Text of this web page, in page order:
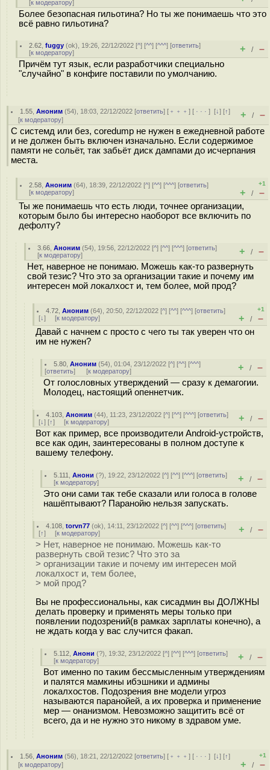
[к модератору]
Более безопасная гильотина? Но ты же понимаешь что это
всё равно гильотина?
2.62 ,fuggy (ok), 19:26, 22/12/2022 [^] [^^] [^^^] [ответить]
[к модератору] + / –
Причём тут язык, если разработчики специально
"случайно" в конфиге поставили по умолчанию.
1.55 ,Аноним (54), 18:03, 22/12/2022 [ответить] [ ﹢﹢﹢] [ · · ·][↓] [↑]
[к модератору] + / –
С системд или без, coredump не нужен в ежедневной работе
и не должен быть включен изначально. Если содержимое
памяти не сольёт, так забьёт диск дампами до исчерпания
места.
2.58 ,Аноним (64), 18:39, 22/12/2022 [^] [^^] [^^^] [ответить]
[к модератору]
+1
+ / –
Ты же понимаешь что есть люди, точнее организации,
которым было бы интересно наоборот все включить по
дефолту?
3.66 ,Аноним (54), 19:56, 22/12/2022 [^] [^^] [^^^] [ответить]
[к модератору] + / –
Нет, наверное не понимаю. Можешь как-то развернуть
свой тезис? Что это за организации такие и почему им
интересен мой локалхост и, тем более, мой прод?
4.72 ,Аноним (64), 20:50, 22/12/2022 [^] [^^] [^^^] [ответить]
[↓] [к модератору]
+1
+ / –
Давай с начнем с просто с чего ты так уверен что он
им не нужен?
5.80 ,Аноним (54), 01:04, 23/12/2022 [^] [^^] [^^^]
[ответить] [к модератору] + / –
От голословных утверждений — сразу к демагогии.
Молодец, настоящий опеннетчик.
4.103 ,Аноним (44), 11:23, 23/12/2022 [^] [^^] [^^^] [ответить]
[↓] [↑] [к модератору] + / –
Вот как пример, все производители Android-устройств,
все как один, заинтересованы в полном доступе к
вашему телефону.
5.111 ,Анони (?), 19:22, 23/12/2022 [^] [^^] [^^^] [ответить]
[к модератору] + / –
Это они сами так тебе сказали или голоса в голове
нашёптывают? Паранойю нельзя запускать.
4.108 ,torvn77 (ok), 14:11, 23/12/2022 [^] [^^] [^^^] [ответить]
[↑] [к модератору] + / –
> Нет, наверное не понимаю. Можешь как-то
развернуть свой тезис? Что это за
> организации такие и почему им интересен мой
локалхост и, тем более,
> мой прод?
Вы не профессиональны, как сисадмин вы ДОЛЖНЫ
делать проверку и применять меры только при
появлении подозрений(в рамках зарплаты конечно), а
не ждать когда у вас случится факап.
5.112 ,Анони (?), 19:32, 23/12/2022 [^] [^^] [^^^] [ответить]
[к модератору] + / –
Вот именно по таким бессмысленным утверждениям
и палятся мамкины ибэшники и админы
локалхостов. Подозрения вне модели угроз
называются паранойей, а их проверка и применение
мер — онанизмом. Невозможно защитить всё от
всего, да и не нужно это никому в здравом уме.
1.56 ,Аноним (56), 18:21, 22/12/2022 [ответить] [ ﹢﹢﹢] [ · · ·][↓] [↑]
[к модератору]
+1
+ / –